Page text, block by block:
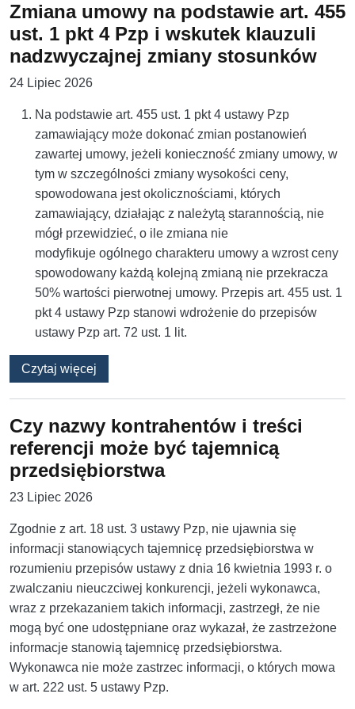
Zmiana umowy na podstawie art. 455
ust. 1 pkt 4 Pzp i wskutek klauzuli
nadzwyczajnej zmiany stosunków
24 Lipiec 2026
Na podstawie art. 455 ust. 1 pkt 4 ustawy Pzp
zamawiający może dokonać zmian postanowień
zawartej umowy, jeżeli konieczność zmiany umowy, w
tym w szczególności zmiany wysokości ceny,
spowodowana jest okolicznościami, których
zamawiający, działając z należytą starannością, nie
mógł przewidzieć, o ile zmiana nie
modyfikuje ogólnego charakteru umowy a wzrost ceny
spowodowany każdą kolejną zmianą nie przekracza
50% wartości pierwotnej umowy. Przepis art. 455 ust. 1
pkt 4 ustawy Pzp stanowi wdrożenie do przepisów
ustawy Pzp art. 72 ust. 1 lit.
Czytaj więcej
Czy nazwy kontrahentów i treści
referencji może być tajemnicą
przedsiębiorstwa
23 Lipiec 2026
Zgodnie z art. 18 ust. 3 ustawy Pzp, nie ujawnia się
informacji stanowiących tajemnicę przedsiębiorstwa w
rozumieniu przepisów ustawy z dnia 16 kwietnia 1993 r. o
zwalczaniu nieuczciwej konkurencji, jeżeli wykonawca,
wraz z przekazaniem takich informacji, zastrzegł, że nie
mogą być one udostępniane oraz wykazał, że zastrzeżone
informacje stanowią tajemnicę przedsiębiorstwa.
Wykonawca nie może zastrzec informacji, o których mowa
w art. 222 ust. 5 ustawy Pzp.